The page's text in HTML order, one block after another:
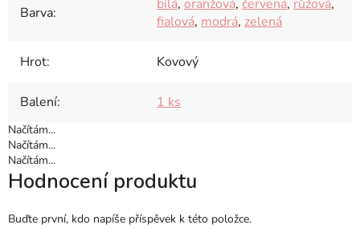
Barva: bílá, oranžová, červená, růžová,
fialová, modrá, zelená
Hrot: Kovový
Balení: 1 ks
Načítám...
Načítám...
Načítám...
Hodnocení produktu
Buďte první, kdo napíše příspěvek k této položce.